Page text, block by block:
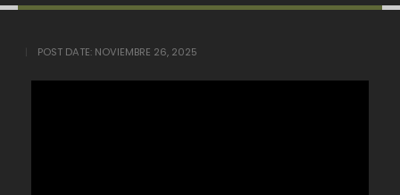
POST DATE: NOVIEMBRE 26, 2025